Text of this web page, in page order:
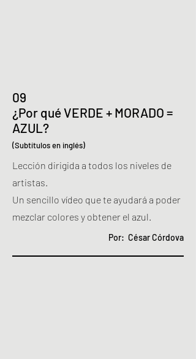
09
¿Por qué VERDE + MORADO =
AZUL?
(Subtítulos en inglés)
Lección dirigida a todos los niveles de
artistas.
Un sencillo vídeo que te ayudará a poder
mezclar colores y obtener el azul.
Por: César Córdova